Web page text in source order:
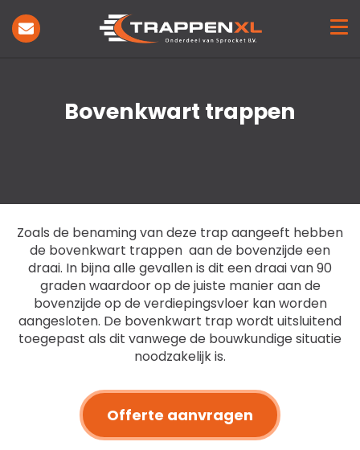
Toepassing
ProjectenBovenkwart trappen
Zoals de benaming van deze trap aangeeft hebben
de bovenkwart trappen aan de bovenzijde een
draai. In bijna alle gevallen is dit een draai van 90
graden waardoor op de juiste manier aan de
bovenzijde op de verdiepingsvloer kan worden
aangesloten. De bovenkwart trap wordt uitsluitend
toegepast als dit vanwege de bouwkundige situatie
noodzakelijk is.
Offerte aanvragen